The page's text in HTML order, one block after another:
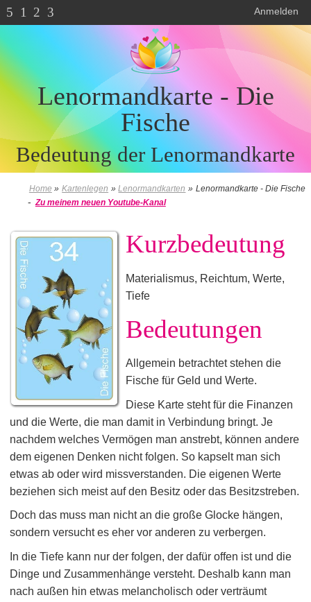
5 1 2 3 Anmelden
Lenormandkarte - Die
Fische
Bedeutung der Lenormandkarte
Home » Kartenlegen » Lenormandkarten » Lenormandkarte - Die Fische
- Zu meinem neuen Youtube-Kanal
Kurzbedeutung
Materialismus, Reichtum, Werte,
Tiefe
Bedeutungen
Allgemein betrachtet stehen die
Fische für Geld und Werte.
Diese Karte steht für die Finanzen
und die Werte, die man damit in Verbindung bringt. Je
nachdem welches Vermögen man anstrebt, können andere
dem eigenen Denken nicht folgen. So kapselt man sich
etwas ab oder wird missverstanden. Die eigenen Werte
beziehen sich meist auf den Besitz oder das Besitzstreben.
Doch das muss man nicht an die große Glocke hängen,
sondern versucht es eher vor anderen zu verbergen.
In die Tiefe kann nur der folgen, der dafür offen ist und die
Dinge und Zusammenhänge versteht. Deshalb kann man
nach außen hin etwas melancholisch oder verträumt